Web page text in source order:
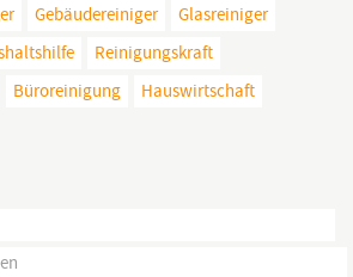
Gebäudereiniger
Glasreiniger
Reinigungskraft
Büroreinigung
Hauswirtschaft